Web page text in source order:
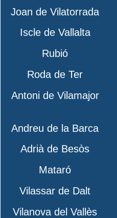
Joan de Vilatorrada
Iscle de Vallalta
Rubió
Roda de Ter
Antoni de Vilamajor
Andreu de la Barca
Adrià de Besòs
Mataró
Vilassar de Dalt
Vilanova del Vallès